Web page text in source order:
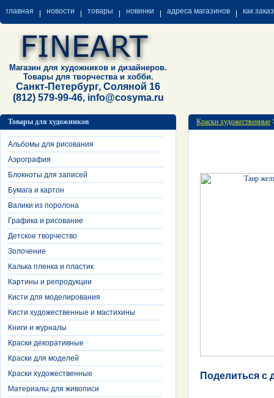
главная новости товары новинки адреса магазинов как
Магазин для художников и дизайнеров.
Товары для творчества и хобби.
Санкт-Петербург, Соляной 16
(812) 579-99-46, info@cosyma.ru
Товары для художников
Альбомы для рисования
Аэрография
Блокноты для записей
Бумага и картон
Валики из поролона
Графика и рисование
Детское творчество
Золочение
Калька пленка и пластик
Картины и репродукции
Кисти для моделирования
Кисти художественные и мастихины
Книги и журналы
Краски декоративные
Краски для моделей
Краски художественные
Материалы для живописи
Краски художественные
Поделиться с